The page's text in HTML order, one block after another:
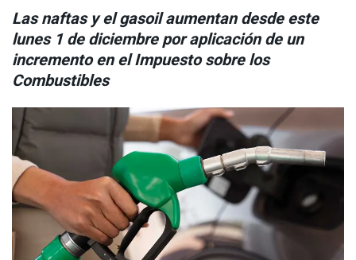
Las naftas y el gasoil aumentan desde este
lunes 1 de diciembre por aplicación de un
incremento en el Impuesto sobre los
Combustibles